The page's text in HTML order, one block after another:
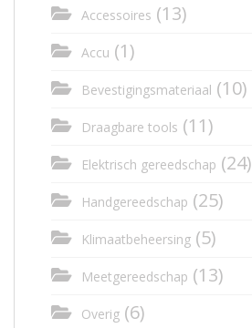
Accessoires (13)
Accu (1)
Bevestigingsmateriaal (10)
Draagbare tools (11)
Elektrisch gereedschap (24)
Handgereedschap (25)
Klimaatbeheersing (5)
Meetgereedschap (13)
Overig (6)